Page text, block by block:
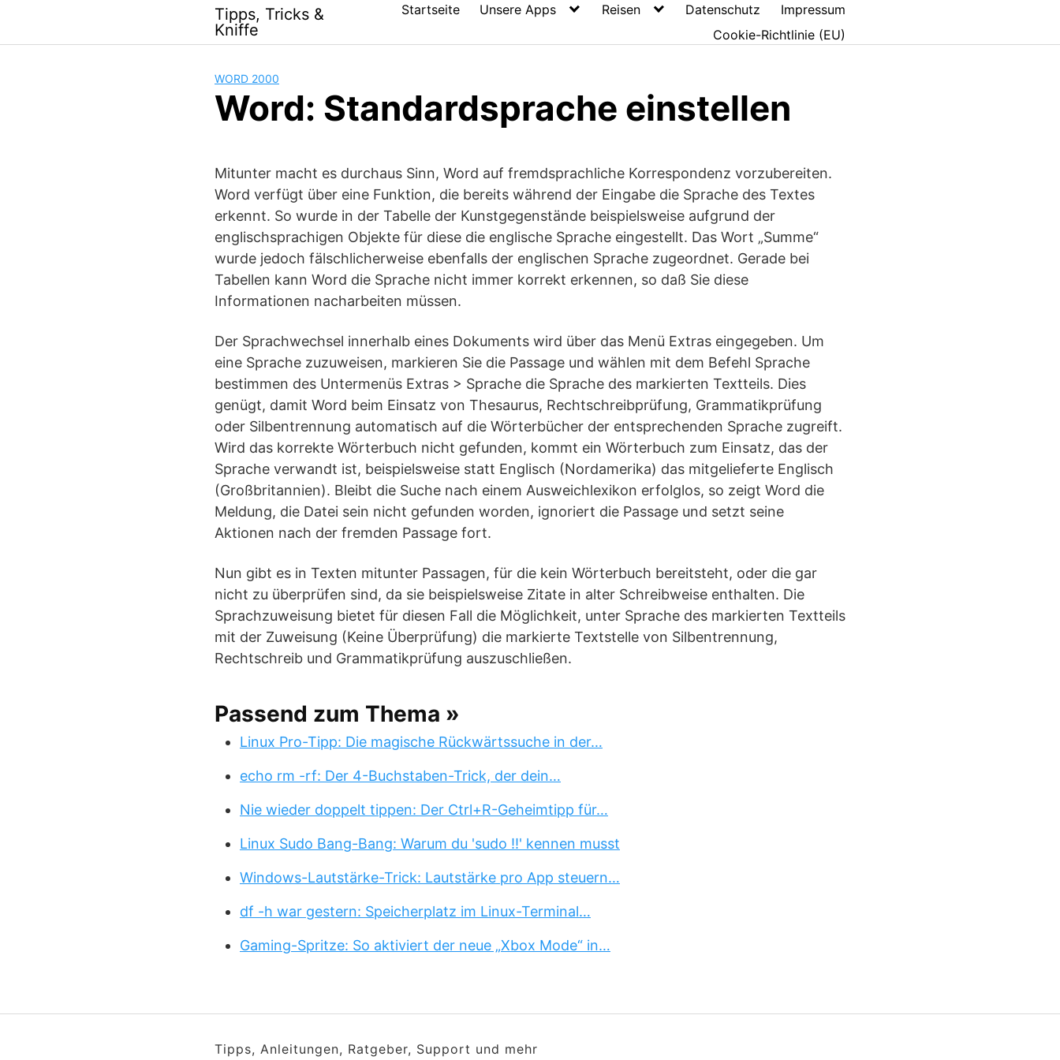
content
Tipps, Tricks &
Kniffe
Startseite Unsere Apps Reisen Datenschutz
Impressum
Cookie-Richtlinie (EU)
WORD 2000
Word: Standardsprache einstellen
Mitunter macht es durchaus Sinn, Word auf fremdsprachliche Korrespondenz vorzubereiten.
Word verfügt über eine Funktion, die bereits während der Eingabe die Sprache des Textes
erkennt. So wurde in der Tabelle der Kunstgegenstände beispielsweise aufgrund der
englischsprachigen Objekte für diese die englische Sprache eingestellt. Das Wort „Summe“
wurde jedoch fälschlicherweise ebenfalls der englischen Sprache zugeordnet. Gerade bei
Tabellen kann Word die Sprache nicht immer korrekt erkennen, so daß Sie diese
Informationen nacharbeiten müssen.
Der Sprachwechsel innerhalb eines Dokuments wird über das Menü Extras eingegeben. Um
eine Sprache zuzuweisen, markieren Sie die Passage und wählen mit dem Befehl Sprache
bestimmen des Untermenüs Extras > Sprache die Sprache des markierten Textteils. Dies
genügt, damit Word beim Einsatz von Thesaurus, Rechtschreibprüfung, Grammatikprüfung
oder Silbentrennung automatisch auf die Wörterbücher der entsprechenden Sprache zugreift.
Wird das korrekte Wörterbuch nicht gefunden, kommt ein Wörterbuch zum Einsatz, das der
Sprache verwandt ist, beispielsweise statt Englisch (Nordamerika) das mitgelieferte Englisch
(Großbritannien). Bleibt die Suche nach einem Ausweichlexikon erfolglos, so zeigt Word die
Meldung, die Datei sein nicht gefunden worden, ignoriert die Passage und setzt seine
Aktionen nach der fremden Passage fort.
Nun gibt es in Texten mitunter Passagen, für die kein Wörterbuch bereitsteht, oder die gar
nicht zu überprüfen sind, da sie beispielsweise Zitate in alter Schreibweise enthalten. Die
Sprachzuweisung bietet für diesen Fall die Möglichkeit, unter Sprache des markierten Textteils
mit der Zuweisung (Keine Überprüfung) die markierte Textstelle von Silbentrennung,
Rechtschreib und Grammatikprüfung auszuschließen.
Passend zum Thema »
Linux Pro-Tipp: Die magische Rückwärtssuche in der…
echo rm -rf: Der 4-Buchstaben-Trick, der dein…
Nie wieder doppelt tippen: Der Ctrl+R-Geheimtipp für…
Linux Sudo Bang-Bang: Warum du 'sudo !!' kennen musst
Windows-Lautstärke-Trick: Lautstärke pro App steuern…
df -h war gestern: Speicherplatz im Linux-Terminal…
Gaming-Spritze: So aktiviert der neue „Xbox Mode“ in…
Tipps, Anleitungen, Ratgeber, Support und mehr